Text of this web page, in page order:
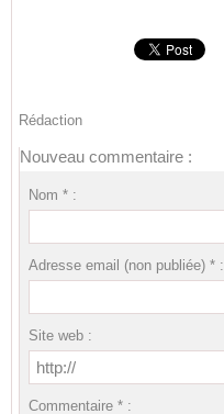
Rédaction
Nouveau commentaire :
Nom * :
Adresse email (non publiée) * :
Site web :
Commentaire * :